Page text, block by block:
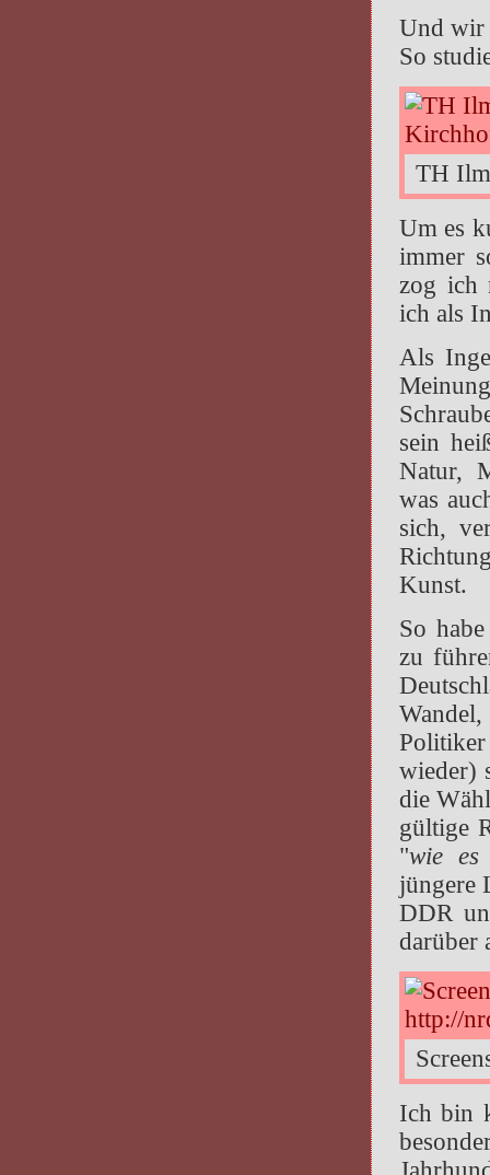
Und wir
So
TH
Um es
immer
zog ich
ich als
Als
sein
Natur,
was
sich,
Kunst.
So
zu
wieder)
die
gültige
"wie es
jüngere
DDR
darüber
Ich bin